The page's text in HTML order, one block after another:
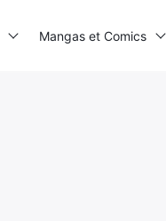
Mangas et Comics